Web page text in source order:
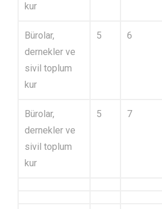
kur
Bürolar,
dernekler ve
sivil toplum
kur
5 6
Bürolar,
dernekler ve
sivil toplum
kur
5 7